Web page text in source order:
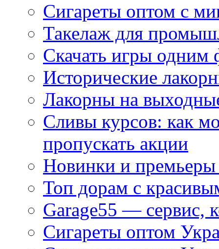
Сигареты оптом с
Такелаж для
Скачать игры одним
Исторические
Лакорны на
Сливы курсов: как
пропускать акции
Новинки и
Топ дорам с
Garage55 — сервис,
Сигареты оптом